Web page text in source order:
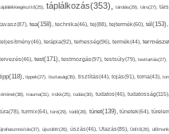
táplálékkiegészítő(25), táplálkozás(353), tárolás(29), társ(27),
tavasz(87), tea(158), technika(46), tej(88), tejtermék(60), tél(153),
teljesítmény(46), terápia(92), terhesség(96), termék(44),
tervezés(46), test(171), testmozgás(97), testsúly(79), testtartás(27),
tipp(118), tippek(27), tisztaság(35), tisztítás(44), tojás(91), torna(43),
történet(38), trauma(31), trükk(25), tudás(30), tudatos(46), tudatosság(115),
túra(78), turmix(64), túró(29), tüdő(28), tünet(139), tünetek(64),
újrahasznosítás(37), újszülött(26), úszás(46), Utazás(85), Üdítő(26),